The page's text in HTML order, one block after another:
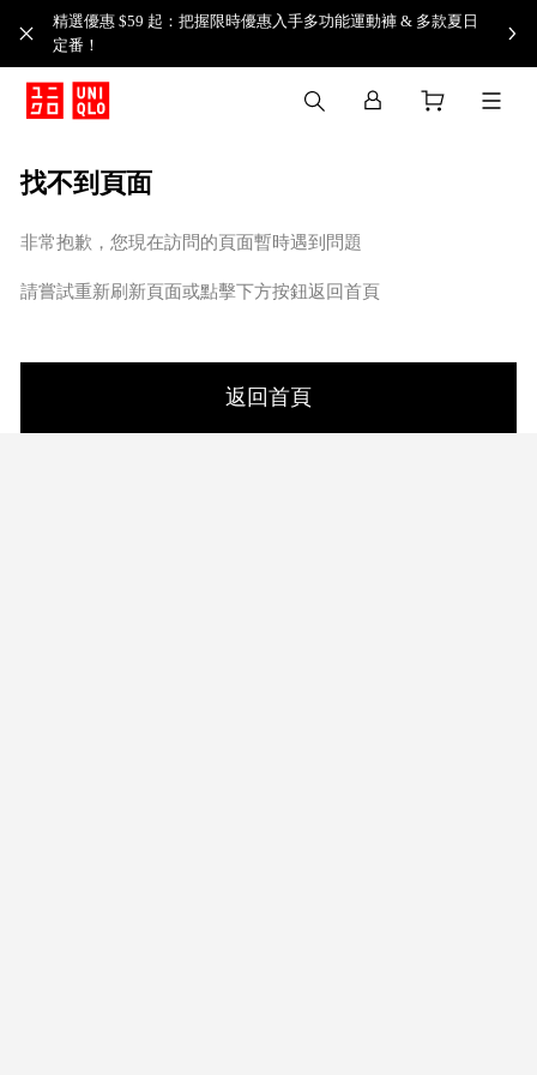
精選優惠 $59 起：把握限時優惠入手多功能運動褲 & 多款夏日
定番！​
找不到頁面
非常抱歉，您現在訪問的頁面暫時遇到問題
請嘗試重新刷新頁面或點擊下方按鈕返回首頁
返回首頁